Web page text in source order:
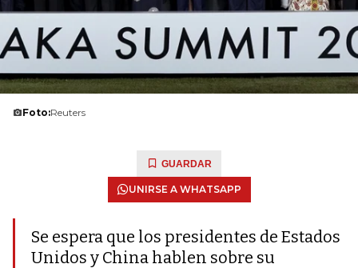
Foto:Reuters
GUARDAR
UNIRSE A WHATSAPP
Se espera que los presidentes de Estados
Unidos y China hablen sobre su